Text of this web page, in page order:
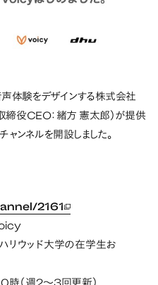
声体験をデザインする株式会社
締役CEO：緒方 憲太郎）が提供
ャンネルを開設しました。
2161新しいタブで開く
リウッド大学の在学生お